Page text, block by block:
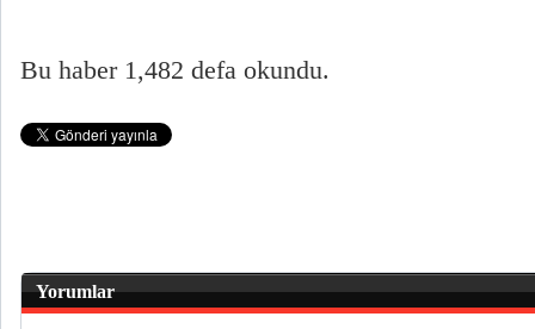
Bu haber 1,482 defa okundu.
Yorumlar